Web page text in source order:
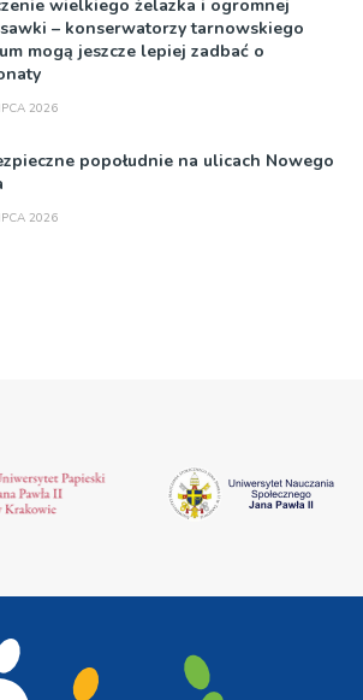
wielkiego żelazka i ogromnej
– konserwatorzy tarnowskiego
mogą jeszcze lepiej zadbać o
2026
popołudnie na ulicach Nowego
2026